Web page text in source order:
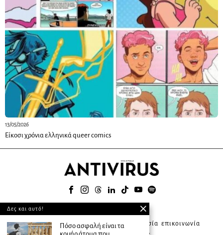
13/05/2026
Είκοσι χρόνια ελληνικά queer comics
about ANTIVIRUS συνδρομητική υπηρεσία επικοινωνία
Δες και αυτό!
Πόσο ασφαλή είναι τα